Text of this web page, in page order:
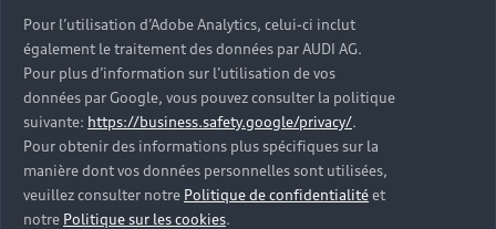
Pour l’utilisation d’Adobe Analytics, celui-ci inclut
également le traitement des données par AUDI AG.
Pour plus d’information sur l’utilisation de vos
données par Google, vous pouvez consulter la politique
suivante: https://business.safety.google/privacy/.
Pour obtenir des informations plus spécifiques sur la
manière dont vos données personnelles sont utilisées,
veuillez consulter notre Politique de confidentialitéet
notre Politique sur les cookies.